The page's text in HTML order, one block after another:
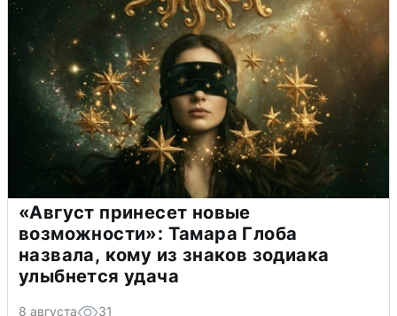
«Август принесет новые
возможности»: Тамара Глоба
назвала, кому из знаков зодиака
улыбнется удача
8 августа 31